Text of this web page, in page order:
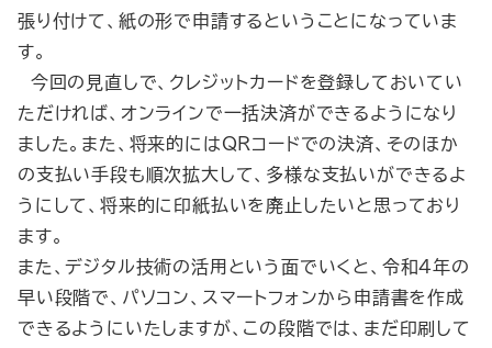
張り付けて、紙の形で申請するということになっていま
す。
今回の見直しで、クレジットカードを登録しておいてい
ただければ、オンラインで一括決済ができるようになり
ました。また、将来的にはQRコードでの決済、そのほか
の支払い手段も順次拡大して、多様な支払いができるよ
うにして、将来的に印紙払いを廃止したいと思っており
ます。
また、デジタル技術の活用という面でいくと、令和４年の
早い段階で、パソコン、スマートフォンから申請書を作成
できるようにいたしますが、この段階では、まだ印刷して